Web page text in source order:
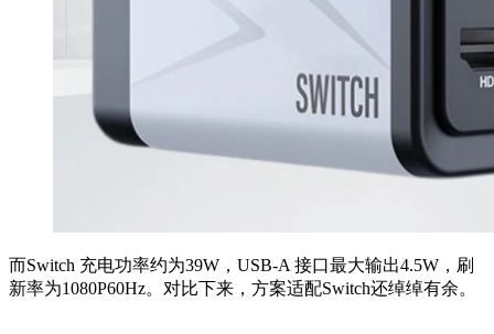
而Switch 充电功率约为39W，USB-A 接口最大输出4.5W，刷
新率为1080P60Hz。对比下来，方案适配Switch还绰绰有余。